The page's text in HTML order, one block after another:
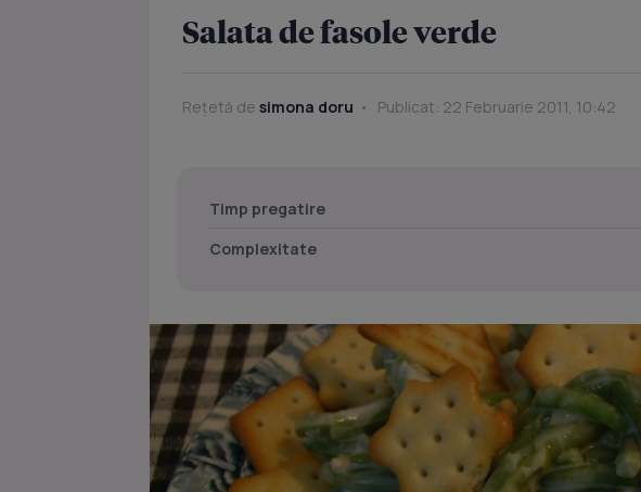
Salata de fasole verde
Rețetă de simona doru Publicat: 22 Februarie 2011, 10:42
Timp pregatire
Complexitate